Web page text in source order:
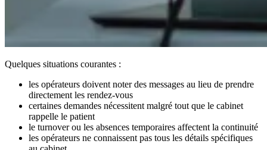
Quelques situations courantes :
les opérateurs doivent noter des messages au lieu de prendre
directement les rendez-vous
certaines demandes nécessitent malgré tout que le cabinet
rappelle le patient
le turnover ou les absences temporaires affectent la continuité
les opérateurs ne connaissent pas tous les détails spécifiques